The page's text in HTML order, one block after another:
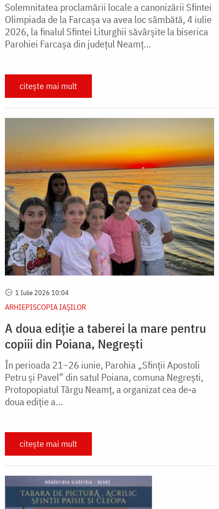
Solemnitatea proclamării locale a canonizării Sfintei
Olimpiada de la Farcașa va avea loc sâmbătă, 4 iulie
2026, la finalul Sfintei Liturghii săvârşite la biserica
Parohiei Farcaşa din judeţul Neamţ...
citește mai mult
1 Iulie 2026 10:04
ARHIEPISCOPIA IAŞILOR
A doua ediție a taberei la mare pentru
copiii din Poiana, Negrești
În perioada 21–26 iunie, Parohia „Sfinții Apostoli
Petru și Pavel” din satul Poiana, comuna Negrești,
Protopopiatul Târgu Neamț, a organizat cea de-a
doua ediție a...
citește mai mult